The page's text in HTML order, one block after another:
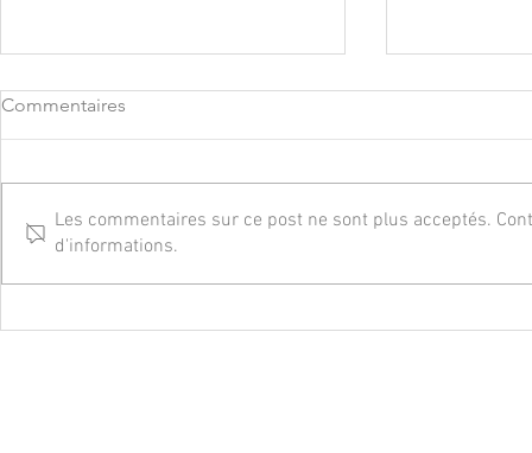
Photographe de leur mariage
Julie ♡ Jordan
Nicolas -
Commentaires
Les commentaires sur ce post ne sont plus acceptés.
d'informations.